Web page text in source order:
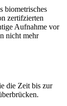
biometrisches
zertifzierten
Aufnahme vor
nicht mehr
die Zeit bis zur